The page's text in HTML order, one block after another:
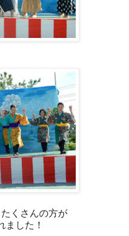
くさんの方が
ました！